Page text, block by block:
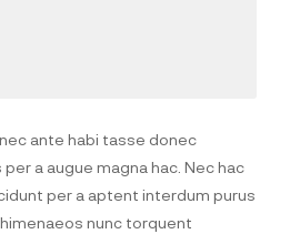
ante habi tasse donec
a augue magna hac. Nec hac
per a aptent interdum purus
nunc torquent